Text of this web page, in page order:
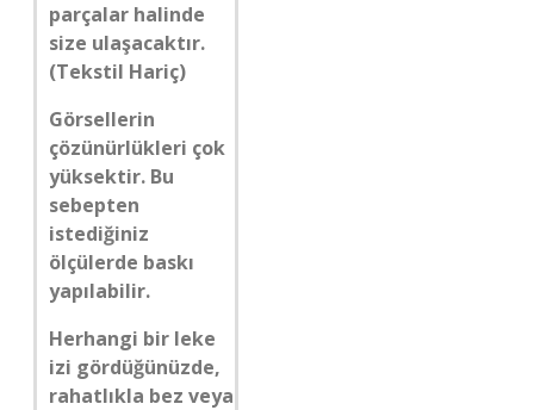
parçalar halinde
size ulaşacaktır.
(Tekstil Hariç)
Görsellerin
çözünürlükleri çok
yüksektir. Bu
sebepten
istediğiniz
ölçülerde baskı
yapılabilir.
Herhangi bir leke
izi gördüğünüzde,
rahatlıkla bez veya